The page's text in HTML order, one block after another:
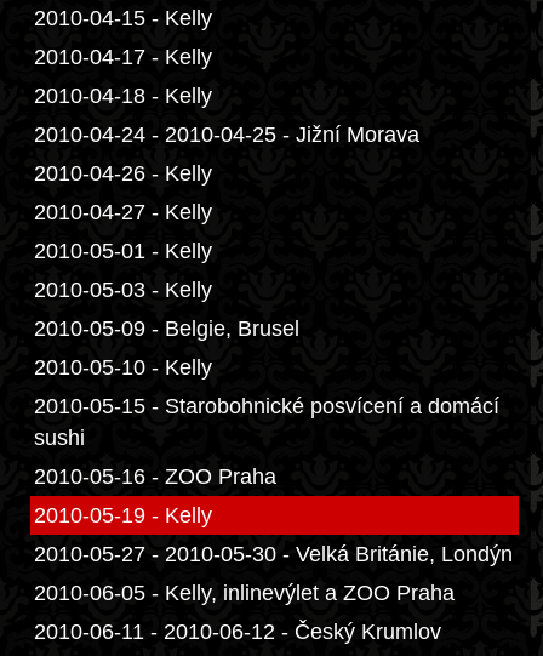
2010-04-15 - Kelly
2010-04-17 - Kelly
2010-04-18 - Kelly
2010-04-24 - 2010-04-25 - Jižní Morava
2010-04-26 - Kelly
2010-04-27 - Kelly
2010-05-01 - Kelly
2010-05-03 - Kelly
2010-05-09 - Belgie, Brusel
2010-05-10 - Kelly
2010-05-15 - Starobohnické posvícení a domácí
sushi
2010-05-16 - ZOO Praha
2010-05-19 - Kelly
2010-05-27 - 2010-05-30 - Velká Británie, Londýn
2010-06-05 - Kelly, inlinevýlet a ZOO Praha
2010-06-11 - 2010-06-12 - Český Krumlov